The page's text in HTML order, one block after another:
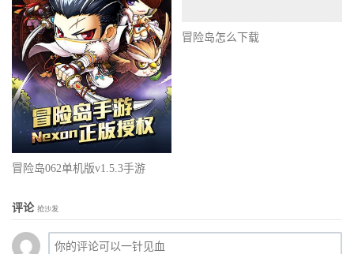
冒险岛062单机版v1.5.3手游
冒险岛怎么下载
评论 抢沙发